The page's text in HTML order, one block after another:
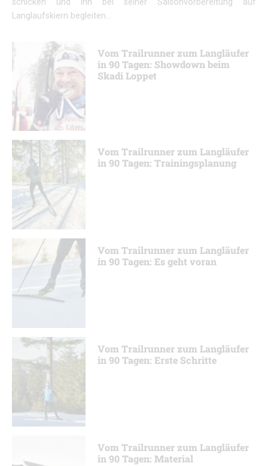
schicken und ihn bei seiner Saisonvorbereitung auf
Langlaufskiern begleiten…
Vom Trailrunner zum Langläufer
in 90 Tagen: Showdown beim
Skadi Loppet
Vom Trailrunner zum Langläufer
in 90 Tagen: Trainingsplanung
Vom Trailrunner zum Langläufer
in 90 Tagen: Es geht voran
Vom Trailrunner zum Langläufer
in 90 Tagen: Erste Schritte
Vom Trailrunner zum Langläufer
in 90 Tagen: Material